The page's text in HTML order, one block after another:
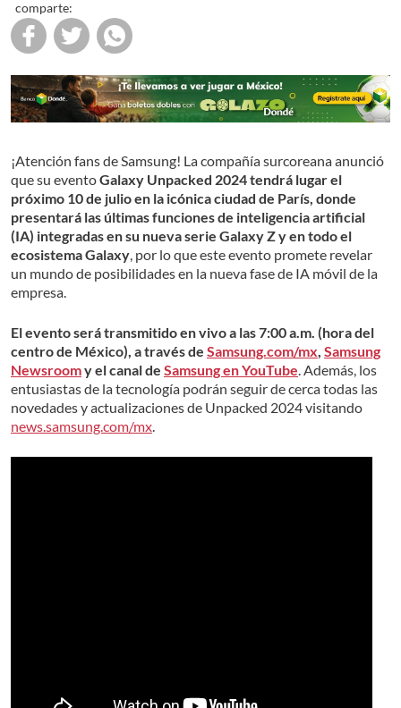
comparte:
¡Atención fans de Samsung! La compañía surcoreana anunció
que su eventoGalaxy Unpacked 2024 tendrá lugar el
próximo 10 de julio en la icónica ciudad de París, donde
presentará las últimas funciones de inteligencia artificial
(IA) integradas en su nueva serie Galaxy Z y en todo el
ecosistema Galaxy , por lo que este evento promete revelar
un mundo de posibilidades en la nueva fase de IA móvil de la
empresa.
El evento será transmitido en vivo a las 7:00 a.m. (hora del
centro de México), a través de Samsung.com/mx Samsung
Newsroomy el canal de Samsung en YouTube . Además, los
entusiastas de la tecnología podrán seguir de cerca todas las
novedades y actualizaciones de Unpacked 2024 visitando
news.samsung.com/mx